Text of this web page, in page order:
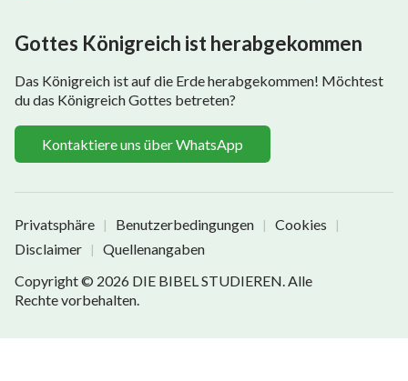
Gottes Königreich ist herabgekommen
Das Königreich ist auf die Erde herabgekommen! Möchtest
du das Königreich Gottes betreten?
Kontaktiere uns über WhatsApp
Privatsphäre | Benutzerbedingungen | Cookies |
Disclaimer |
Quellenangaben
Copyright © 2026 DIE BIBEL STUDIEREN. Alle
Rechte vorbehalten.